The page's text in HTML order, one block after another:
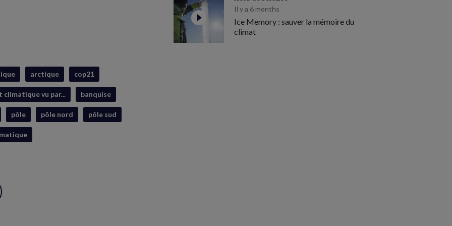
arctique cop21
climatique vu par... banquise
pôle pôle nord pôle sud
Il y a 6 months
Ice Memory : sauver la mémoire du
climat